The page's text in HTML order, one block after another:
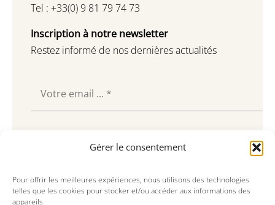
Gérer le consentement
Pour offrir les meilleures expériences, nous utilisons des technologies
telles que les cookies pour stocker et/ou accéder aux informations des
appareils.
Tel : +33(0) 9 81 79 74 73
Inscription à notre newsletter
Restez informé de nos dernières actualités
Souscrire